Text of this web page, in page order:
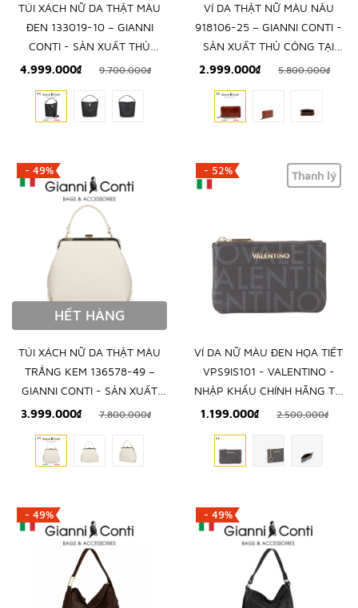
TÚI XÁCH NỮ DA THẬT MÀU
ĐEN 133019-10 – GIANNI
CONTI - SẢN XUẤT THỦ
CÔNG TẠI ITALY
4.999.000₫ 9.700.000₫
VÍ DA THẬT NỮ MÀU NÂU
918106-25 – GIANNI CONTI -
SẢN XUẤT THỦ CÔNG TẠI
ITALY
2.999.000₫ 5.800.000₫
- 49%
HẾT HÀNG
TÚI XÁCH NỮ DA THẬT MÀU
TRẮNG KEM 136578-49 –
GIANNI CONTI - SẢN XUẤT
THỦ CÔNG TẠI ITALY
3.999.000₫ 7.800.000₫
- 52% Thanh lý
VÍ DA NỮ MÀU ĐEN HỌA TIẾT
VPS9IS101 - VALENTINO -
NHẬP KHẨU CHÍNH HÃNG TỪ
1.199.000₫ 2.500.000₫
- 49% - 49%